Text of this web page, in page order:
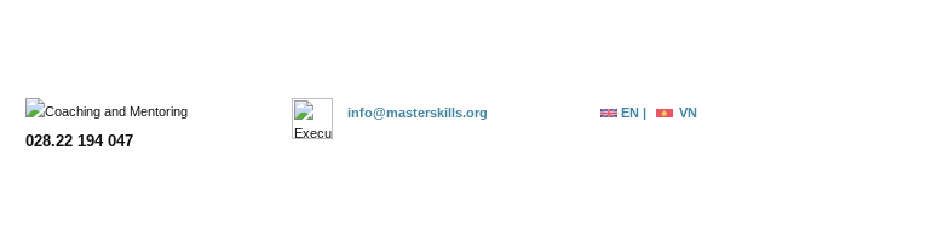
EN | VN
info@masterskills.org
028.22 194 047